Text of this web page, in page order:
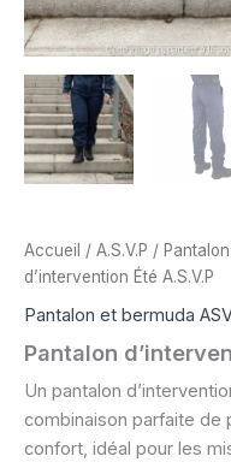
Accueil / A.S.V.P /
d’intervention Été A.S.V.P
Pantalon et bermuda
Pantalon
Un pantalon
combinaison parfaite de
confort, idéal pour les